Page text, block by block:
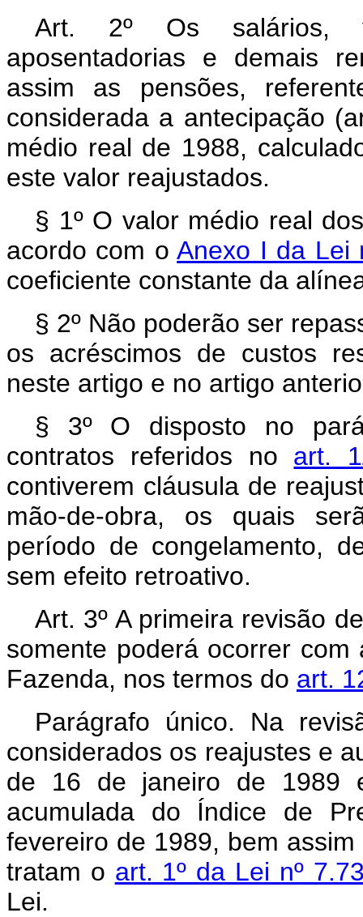
Art. 2º Os salários,
aposentadorias e demais
assim as pensões,
considerada a antecipação
médio real de 1988,
este valor reajustados.
§ 1º O valor médio real
acordo com oAnexo I da Lei
coeficiente constante da
§ 2º Não poderão ser
os acréscimos de custos
neste artigo e no artigo
§ 3º O disposto no
contratos referidos no art.
contiverem cláusula de
mão-de-obra, os quais
período de congelamento,
sem efeito retroativo.
Art. 3º A primeira revisão
somente poderá ocorrer
Fazenda, nos termos do art.
Parágrafo único. Na
considerados os reajustes e
de 16 de janeiro de 1989
acumulada do Índice de
fevereiro de 1989, bem
tratam o art. 1º da Lei nº
Lei.